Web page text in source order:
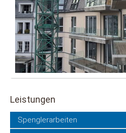
Leistungen
Navigation
überspringen
Spenglerarbeiten